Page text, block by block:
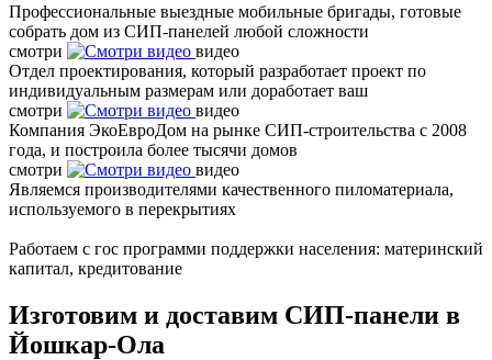
Профессиональные выездные мобильные бригады, готовые
собрать дом из СИП-панелей любой сложности
смотри
видео
Отдел проектирования, который разработает проект по
индивидуальным размерам или доработает ваш
смотри
видео
Компания ЭкоЕвроДом на рынке СИП-строительства с 2008
года, и построила более тысячи домов
смотри
видео
Являемся производителями качественного пиломатериала,
используемого в перекрытиях
Работаем с гос программи поддержки населения: материнский
капитал, кредитование
Изготовим и доставим СИП-панели в
Йошкар-Ола